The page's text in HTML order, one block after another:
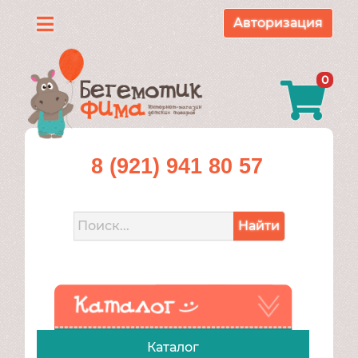
Каталог
О
нас
Доставка
Контакты
Авторизация
0
8 (921) 941 80 57
Найти
Каталог